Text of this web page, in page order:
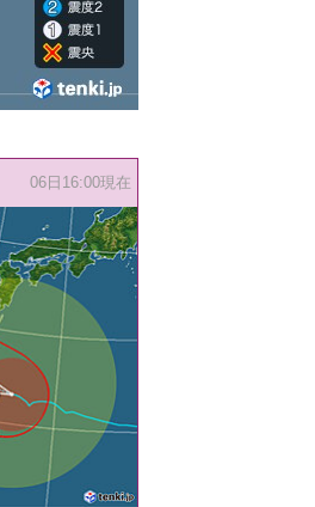
06日16:00現在